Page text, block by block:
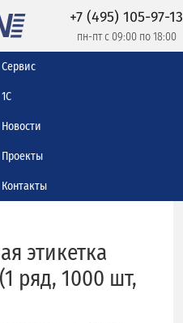
+7 (495) 105-97-13
пн-пт с 09:00 по 18:00
Сервис
1С
Новости
Проекты
Контакты
этикетка
ряд, 1000 шт,